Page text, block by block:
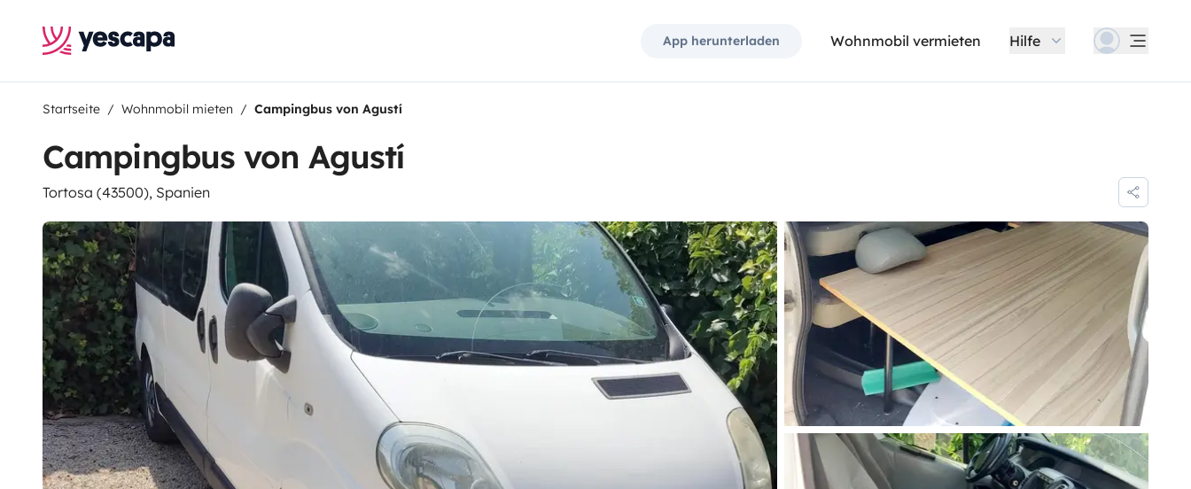
App herunterladen Wohnmobil vermieten Hilfe
Startseite Wohnmobil mieten Campingbus von Agustí
Campingbus von Agustí
Tortosa (43500), Spanien